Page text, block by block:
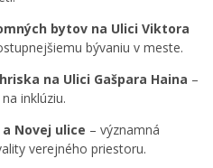
bytov na Ulici Viktora
bývaniu v meste.
na Ulici Gašpara Haina –
inklúziu.
Novej ulice – významná
verejného priestoru.